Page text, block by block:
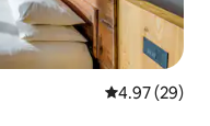
Calificación
4.97 (29)